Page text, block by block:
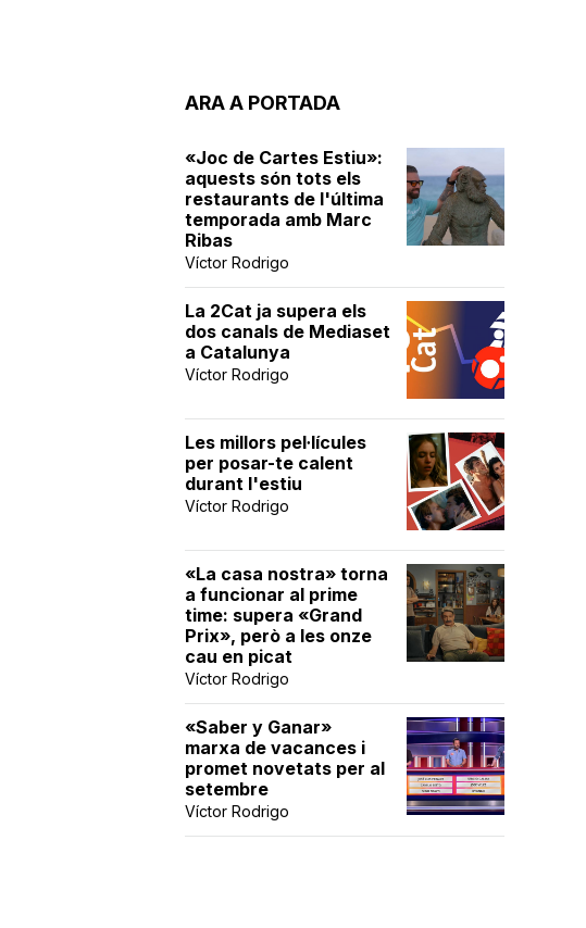
ARA A PORTADA
«Joc de Cartes Estiu»:
aquests són tots els
restaurants de l'última
temporada amb Marc
Ribas
Víctor Rodrigo
La 2Cat ja supera els
dos canals de Mediaset
a Catalunya
Víctor Rodrigo
Les millors pel·lícules
per posar-te calent
durant l'estiu
Víctor Rodrigo
«La casa nostra» torna
a funcionar al prime
time: supera «Grand
Prix», però a les onze
cau en picat
Víctor Rodrigo
«Saber y Ganar»
marxa de vacances i
promet novetats per al
setembre
Víctor Rodrigo